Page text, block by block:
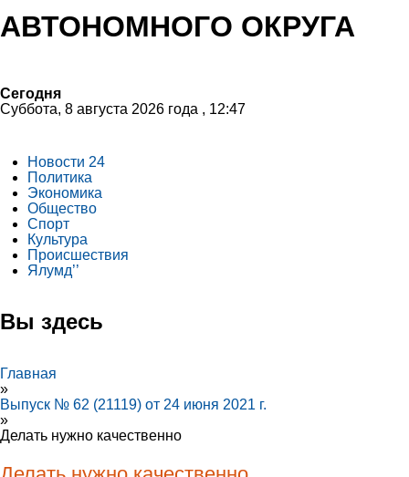
АВТОНОМНОГО ОКРУГА
Сегодня
Суббота, 8 августа 2026 года , 12:47
Новости 24
Политика
Экономика
Общество
Спорт
Культура
Происшествия
Ялумд’’
Вы здесь
Главная
»
Выпуск № 62 (21119) от 24 июня 2021 г.
»
Делать нужно качественно